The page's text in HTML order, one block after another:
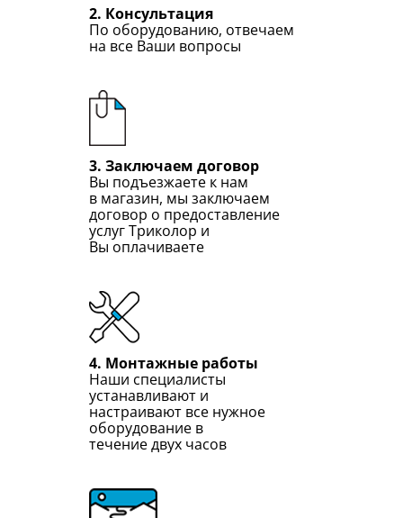
2. Консультация
По оборудованию, отвечаем
на все Ваши вопросы
3. Заключаем договор
Вы подъезжаете к нам
в магазин, мы заключаем
договор о предоставление
услуг Триколор и
Вы оплачиваете
4. Монтажные работы
Наши специалисты
устанавливают и
настраивают все нужное
оборудование в
течение двух часов